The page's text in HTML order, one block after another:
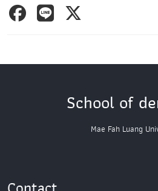
School of
Mae Fah Luang